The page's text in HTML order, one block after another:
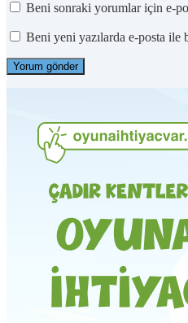
Beni sonraki yorumlar için e-
Beni yeni yazılarda e-posta ile